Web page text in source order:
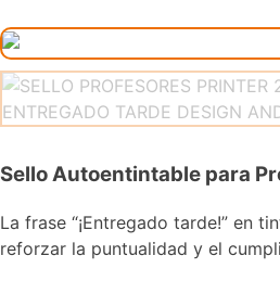
Sello Autoentintable para
La frase “¡Entregado tarde!” en
reforzar la puntualidad y el